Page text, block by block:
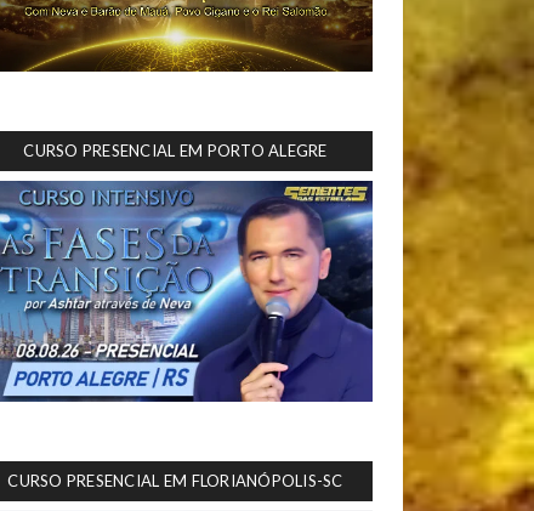
CURSO PRESENCIAL EM PORTO ALEGRE
CURSO PRESENCIAL EM FLORIANÓPOLIS-SC